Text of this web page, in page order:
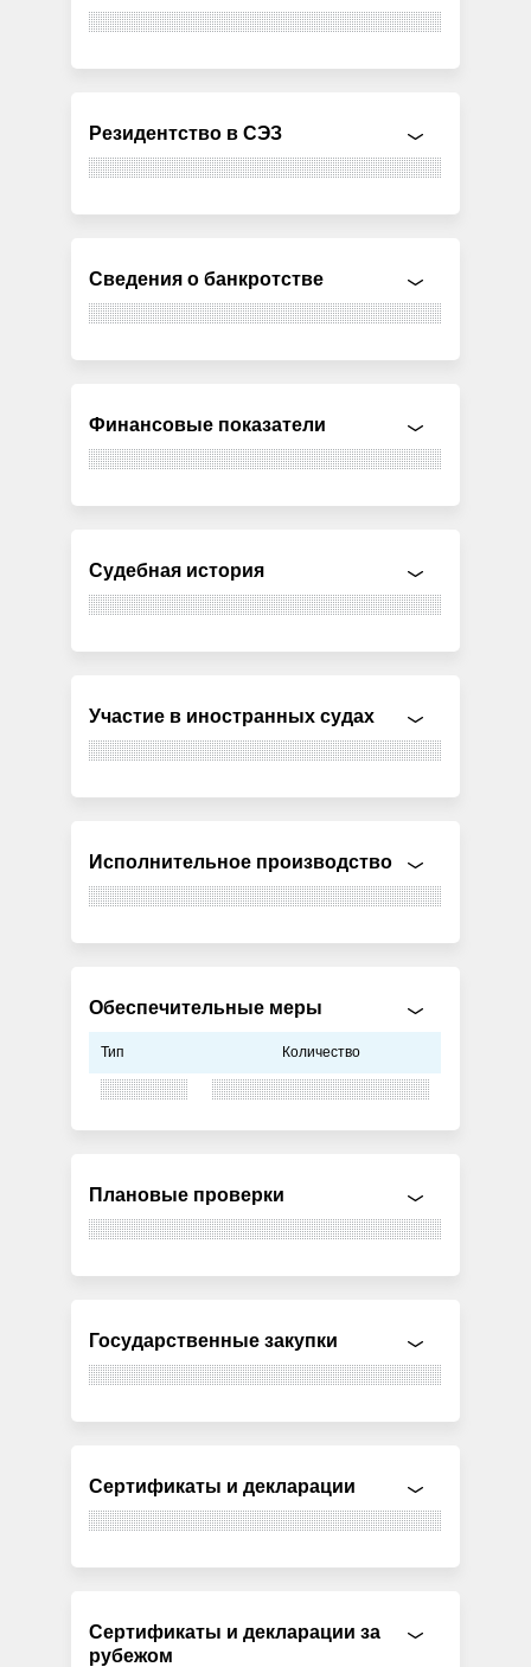
Резидентство в СЭЗ
Сведения о банкротстве
Финансовые показатели
Судебная история
Участие в иностранных судах
Исполнительное производство
Обеспечительные меры
Тип Количество
Плановые проверки
Государственные закупки
Сертификаты и декларации
Сертификаты и декларации за
рубежом